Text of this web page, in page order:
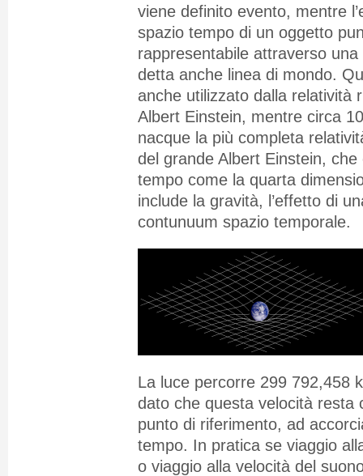
viene definito evento, mentre
spazio tempo di un oggetto
rappresentabile attraverso
detta anche linea di mondo.
anche utilizzato dalla relatività
Albert Einstein, mentre circa
nacque la più completa
del grande Albert Einstein,
tempo come la quarta
include la gravità, l’effetto di
contunuum spazio temporale.
La luce percorre 299 792,458
dato che questa velocità resta
punto di riferimento, ad
tempo. In pratica se viaggio
o viaggio alla velocità del